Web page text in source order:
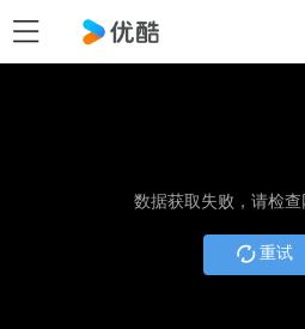
数据获取失败，请检
重试